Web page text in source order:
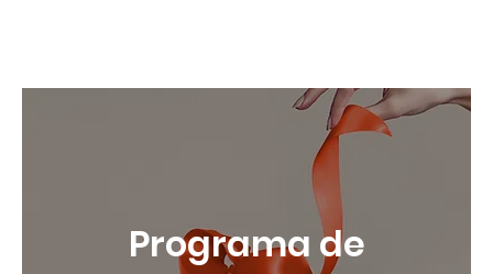
Programa de